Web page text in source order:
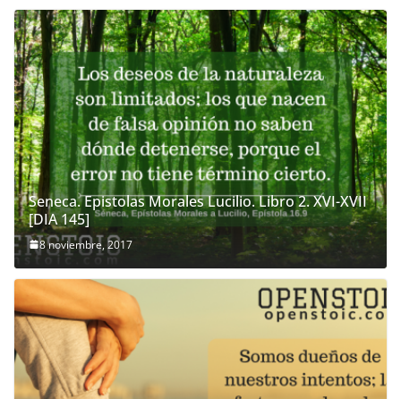
Seneca. Epistolas Morales Lucilio. Libro 2. XVI-XVII
[DIA 145]
8 noviembre, 2017